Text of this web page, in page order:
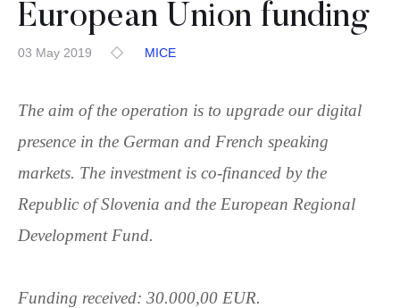
European Union funding
03 May 2019 MICE
The aim of the operation is to upgrade our digital
presence in the German and French speaking
markets. The investment is co-financed by the
Republic of Slovenia and the European Regional
Development Fund.
Funding received: 30.000,00 EUR.